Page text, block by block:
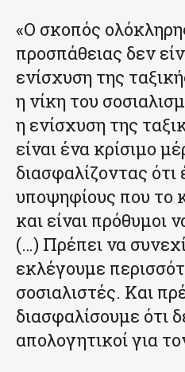
«Ο σκοπός
προσπάθειας δεν
ενίσχυση της
η νίκη του
η ενίσχυση της
είναι ένα κρίσιμο
διασφαλίζοντας ότι
υποψηφίους που το
και είναι πρόθυμοι
(…) Πρέπει να
εκλέγουμε
σοσιαλιστές. Και
διασφαλίσουμε ότι
απολογητικοί για